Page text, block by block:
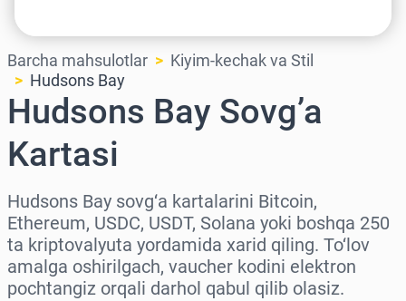
Barcha mahsulotlar
Kiyim-kechak va Stil
Hudsons Bay
Hudsons Bay Sovg’a
Kartasi
Hudsons Bay sovg‘a kartalarini Bitcoin,
Ethereum, USDC, USDT, Solana yoki boshqa 250
ta kriptovalyuta yordamida xarid qiling. To‘lov
amalga oshirilgach, vaucher kodini elektron
pochtangiz orqali darhol qabul qilib olasiz.